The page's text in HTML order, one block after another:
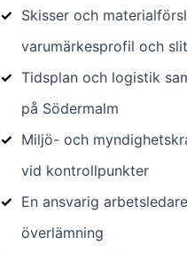
✓ Skisser och
varumärkesprofil och
✓ Tidsplan och logistik
på Södermalm
✓ Miljö- och
vid kontrollpunkter
✓ En ansvarig
överlämning